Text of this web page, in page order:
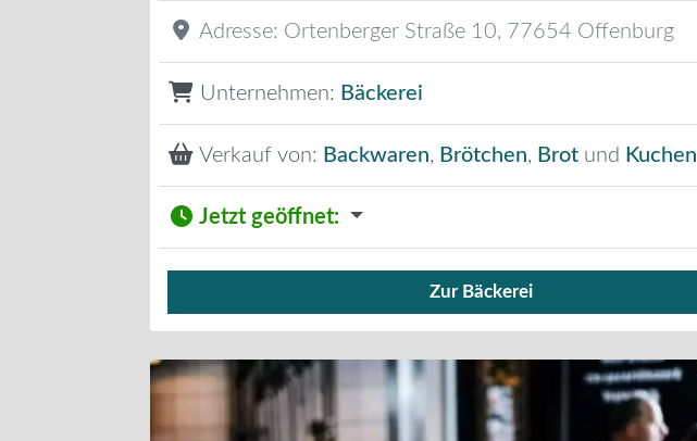
Adresse: Ortenberger Straße 10, 77654 Offenburg
Unternehmen: Bäckerei
Verkauf von: Backwaren, Brötchen, Brot und Kuchen
Jetzt geöffnet:
Zur Bäckerei